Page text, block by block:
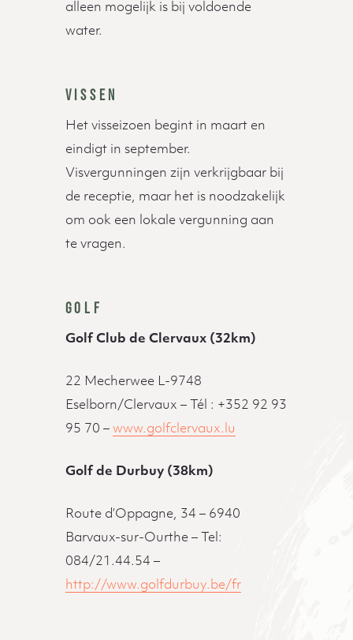
alleen mogelijk is bij voldoende
water.
VISSEN
Het visseizoen begint in maart en
eindigt in september.
Visvergunningen zijn verkrijgbaar bij
de receptie, maar het is noodzakelijk
om ook een lokale vergunning aan
te vragen.
GOLF
Golf Club de Clervaux (32km)
22 Mecherwee L-9748
Eselborn/Clervaux – Tél : +352 92 93
95 70 – www.golfclervaux.lu
Golf de Durbuy (38km)
Route d’Oppagne, 34 – 6940
Barvaux-sur-Ourthe – Tel:
084/21.44.54 –
http://www.golfdurbuy.be/fr